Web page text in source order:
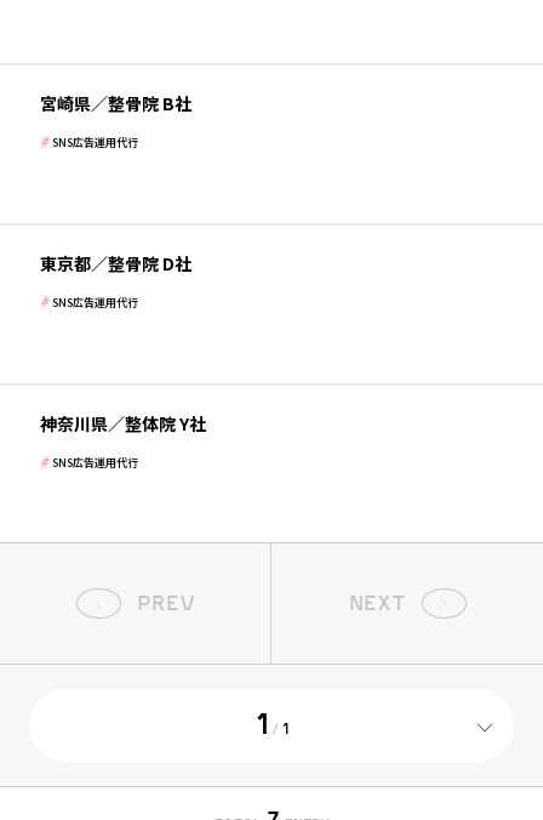
宮崎県／整骨院 B社
SNS広告運用代行
東京都／整骨院 D社
SNS広告運用代行
神奈川県／整体院 Y社
SNS広告運用代行
PREV
1 / 1
NEXT